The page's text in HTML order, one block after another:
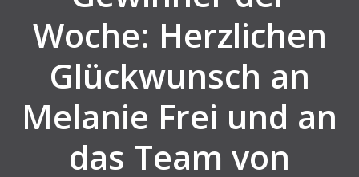
Woche: Herzlichen
Glückwunsch an
Melanie Frei und an
das Team von